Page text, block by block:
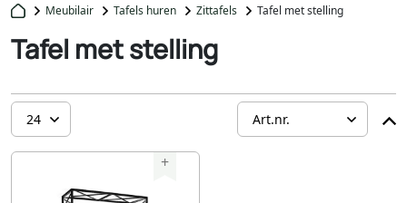
Meubilair Tafels huren Zittafels Tafel met stelling
Tafel met stelling
+